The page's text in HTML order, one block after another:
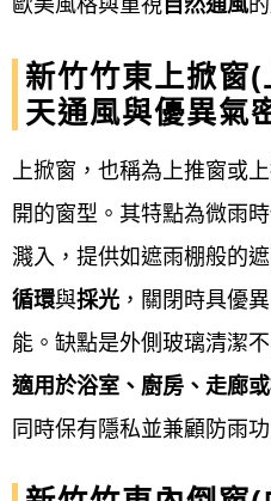
注意事項
公寓大廈規定： 在加
品質考量： 可要求廠
並根據預算考量門窗
音性能等。
施工方式 ： 若需拆除
漿、補土和油漆等後
算。
歐美風格與重視 自然通風
新竹竹東上掀窗
天通風與優異氣
上掀窗，也稱為上推窗或
開的窗型。其特點為微雨
濺入，提供如遮雨棚般的
循環與採光 ，關閉時具優
能。缺點是外側玻璃清潔
適用於浴室、廚房、走廊
同時保有隱私並兼顧防雨